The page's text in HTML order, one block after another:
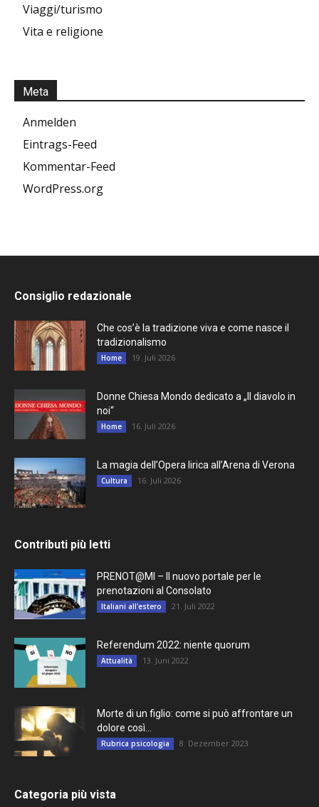
Viaggi/turismo
Vita e religione
Meta
Anmelden
Eintrags-Feed
Kommentar-Feed
WordPress.org
Consiglio redazionale
Che cos’è la tradizione viva e come nasce il
tradizionalismo
Home 19. Juli 2026
Donne Chiesa Mondo dedicato a „Il diavolo in
noi“
Home 16. Juli 2026
La magia dell’Opera lirica all’Arena di Verona
Cultura 16. Juli 2026
Contributi più letti
PRENOT@MI – Il nuovo portale per le
prenotazioni al Consolato
Italiani all'estero 21. Juli 2022
Referendum 2022: niente quorum
Attualità 13. Juni 2022
Morte di un figlio: come si può affrontare un
dolore così...
Rubrica psicologia 8. Dezember 2023
Categoria più vista